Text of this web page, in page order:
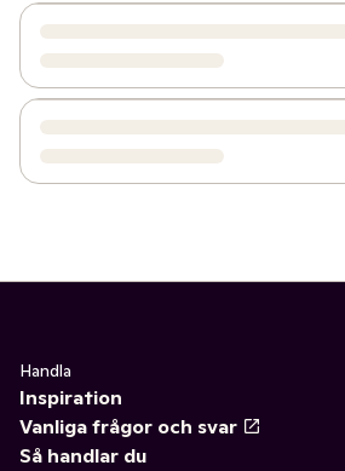
Handla
Inspiration
Vanliga frågor och svar
Så handlar du